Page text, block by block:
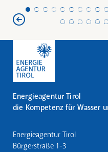
Energieagentur Tirol
die Kompetenz für Wasser
Energieagentur Tirol
Bürgerstraße 1-3